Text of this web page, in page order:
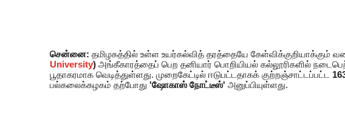
சென்னை: தமிழகத்தில் உள்ள உயர்கல்வித் தரத்தையே கேள்விக்குறியாக்கும்
University) அங்கீகாரத்தைப் பெற தனியார் பொறியியல் கல்லூரிகளில்
பூதாகரமாக வெடித்துள்ளது. முறைகேட்டில் ஈடுபட்டதாகக் குற்றஞ்சாட்டப்பட்ட
பல்கலைக்கழகம் தற்போது 'ஷோகாஸ் நோட்டீஸ்' அனுப்பியுள்ளது.